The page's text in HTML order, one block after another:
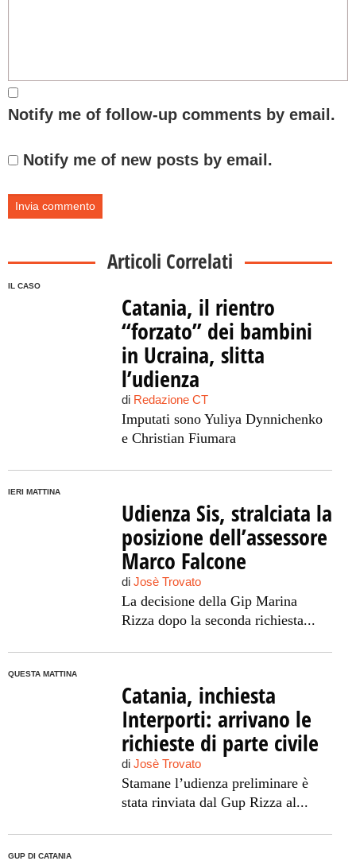
Notify me of follow-up comments by email.
Notify me of new posts by email.
Articoli Correlati
IL CASO
Catania, il rientro
“forzato” dei bambini
in Ucraina, slitta
l’udienza
di Redazione CT
Imputati sono Yuliya Dynnichenko
e Christian Fiumara
IERI MATTINA
Udienza Sis, stralciata la
posizione dell’assessore
Marco Falcone
di Josè Trovato
La decisione della Gip Marina
Rizza dopo la seconda richiesta...
QUESTA MATTINA
Catania, inchiesta
Interporti: arrivano le
richieste di parte civile
di Josè Trovato
Stamane l’udienza preliminare è
stata rinviata dal Gup Rizza al...
GUP DI CATANIA